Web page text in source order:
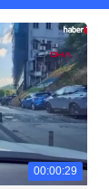
00:00:29